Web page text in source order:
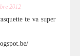
2012
te va super